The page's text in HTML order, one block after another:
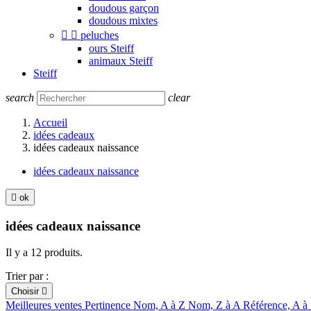
doudous garçon
doudous mixtes
  peluches
ours Steiff
animaux Steiff
Steiff
search clear
Accueil
idées cadeaux
idées cadeaux naissance
idées cadeaux naissance
 ok
idées cadeaux naissance
Il y a 12 produits.
Trier par :
Choisir 
Meilleures ventes Pertinence Nom, A à Z Nom, Z à ARéférence, A à